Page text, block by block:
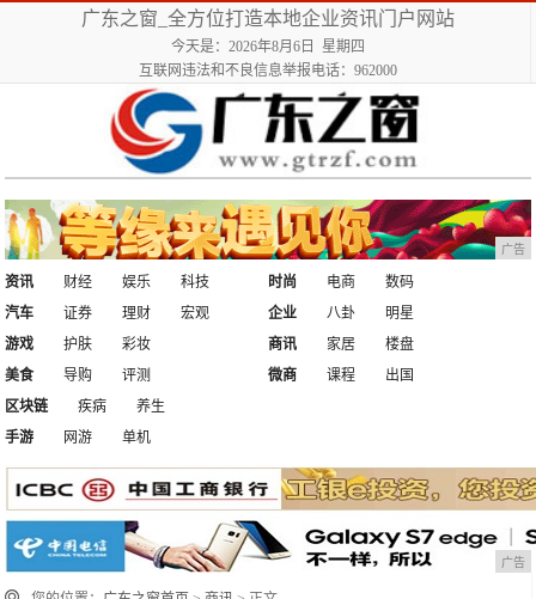
广东之窗_全方位打造本地企业资讯门户网站
今天是：2026年8月6日 星期四
互联网违法和不良信息举报电话：962000
广告
资讯 财经 娱乐
科技
汽车
证券 理财 宏观
时尚 电商
数码
企业
八卦
明星
游戏
护肤
彩妆
美食
导购 评测
商讯 家居
楼盘
微商
课程
出国
区块链
疾病
养生
手游
网游 单机
广告